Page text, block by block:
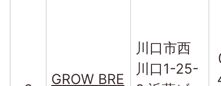
GROW BRE
川口市西
川口1-25-